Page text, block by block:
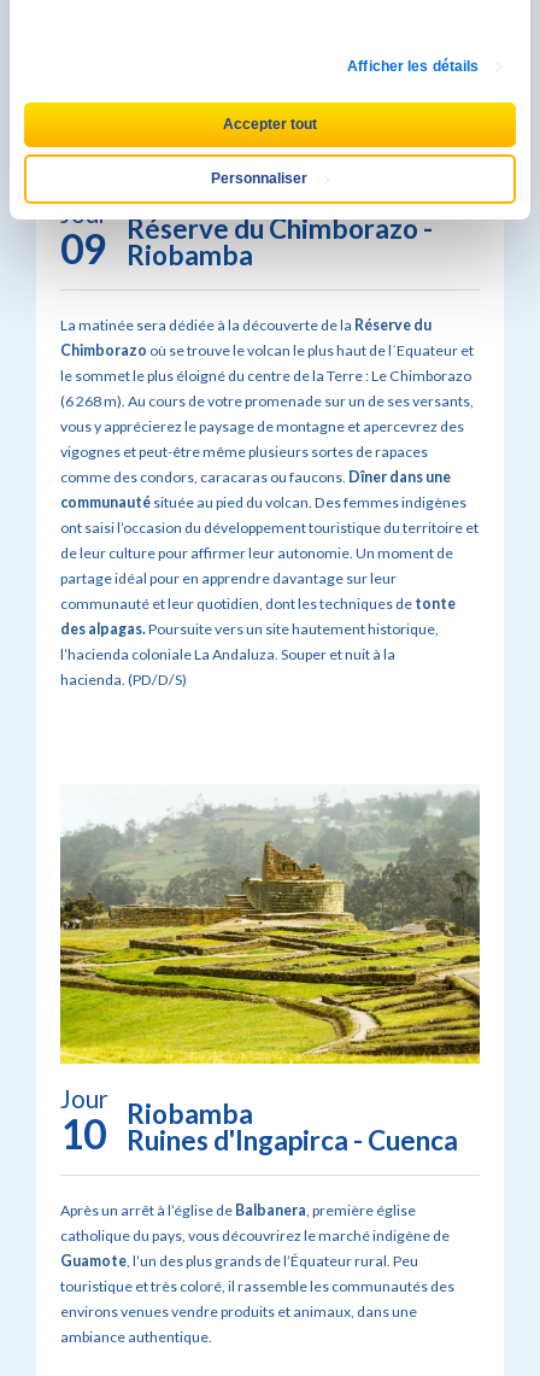
Afficher les détails
Accepter tout
Personnaliser
Jour
09
Baños
Réserve du Chimborazo -
Riobamba
La matinée sera dédiée à la découverte de la Réserve du
Chimborazo où se trouve le volcan le plus haut de l´Equateur et
le sommet le plus éloigné du centre de la Terre : Le Chimborazo
(6 268 m). Au cours de votre promenade sur un de ses versants,
vous y apprécierez le paysage de montagne et apercevrez des
vigognes et peut-être même plusieurs sortes de rapaces
comme des condors, caracaras ou faucons. Dîner dans une
communauté située au pied du volcan. Des femmes indigènes
ont saisi l’occasion du développement touristique du territoire et
de leur culture pour affirmer leur autonomie. Un moment de
partage idéal pour en apprendre davantage sur leur
communauté et leur quotidien, dont les techniques de tonte
des alpagas.Poursuite vers un site hautement historique,
l’hacienda coloniale La Andaluza. Souper et nuit à la
hacienda. (PD/D/S)
Jour
10
Riobamba
Ruines d'Ingapirca - Cuenca
Après un arrêt à l’église de Balbanera, première église
catholique du pays, vous découvrirez le marché indigène de
Guamote, l’un des plus grands de l’Équateur rural. Peu
touristique et très coloré, il rassemble les communautés des
environs venues vendre produits et animaux, dans une
ambiance authentique.